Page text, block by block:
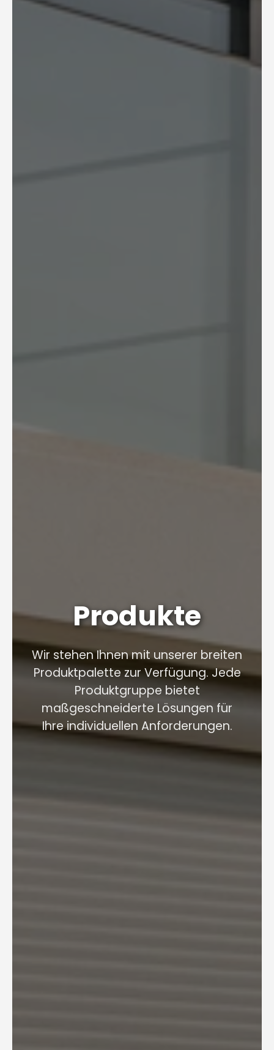
Produkte
Wir stehen Ihnen mit unserer breiten
Produktpalette zur Verfügung. Jede
Produktgruppe bietet
maßgeschneiderte Lösungen für
Ihre individuellen Anforderungen.